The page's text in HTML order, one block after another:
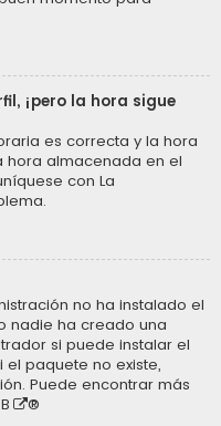
¡pero la hora sigue
es correcta y la hora
hora almacenada en el
con La
no ha instalado el
nadie ha creado una
si puede instalar el
paquete no existe,
Puede encontrar más
®